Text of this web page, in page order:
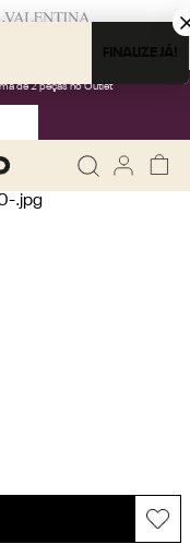
de 2 peças no Outlet
FINALIZE JÁ!